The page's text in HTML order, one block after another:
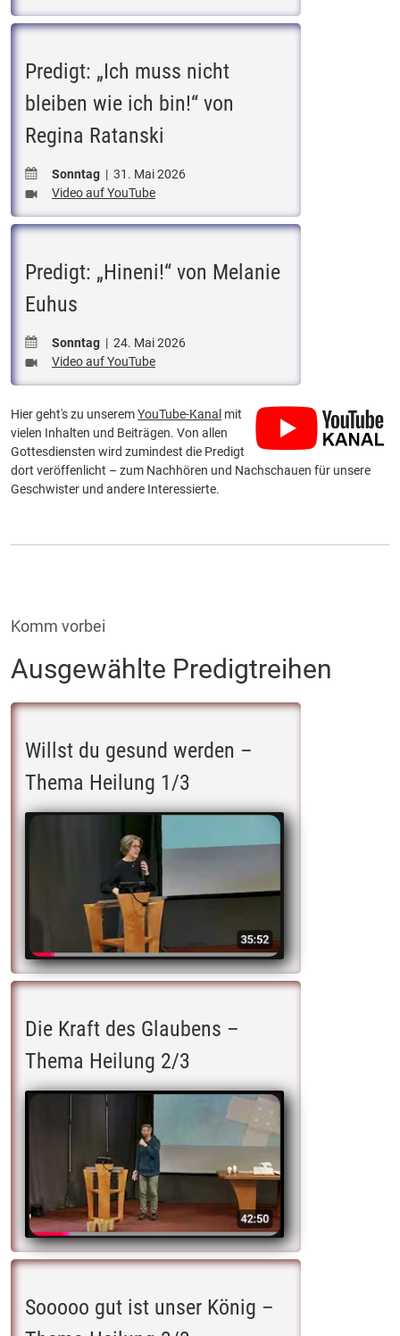
Predigt: „Ich muss nicht
bleiben wie ich bin!“ von
Regina Ratanski
Sonntag | 31. Mai 2026
Video auf YouTube
Predigt: „Hineni!“ von Melanie
Euhus
Sonntag | 24. Mai 2026
Video auf YouTube
Hier geht's zu unseremYouTube-Kanal mit
vielen Inhalten und Beiträgen. Von allen
Gottesdiensten wird zumindest die Predigt
dort veröffenlicht – zum Nachhören und Nachschauen für unsere
Geschwister und andere Interessierte.
Komm vorbei
Ausgewählte Predigtreihen
Willst du gesund werden –
Thema Heilung 1/3
Die Kraft des Glaubens –
Thema Heilung 2/3
Sooooo gut ist unser König –